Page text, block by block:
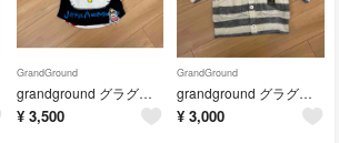
GrandGround
grandground グラグラ トレーナー
¥ 3,500
GrandGround
grandground グラグラ カーディガン
¥ 3,000